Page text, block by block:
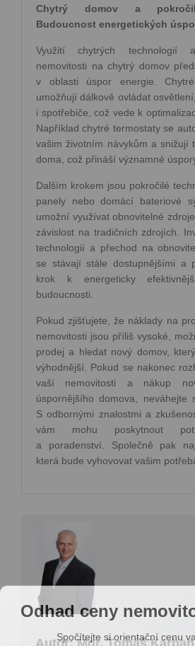
Chytrý domov a
Budoucnost energetických
Využití chytrých technologií
nemovitosti na chytrý domov
v oblasti úspor energie.
umožňují dálkově ovládat
i spotřebiče, což vede k
Například chytré termostaty se
vašim životním návykům a snižují
doma, což přináší významné
Dalším krokem jsou pokročilé
panely nebo domácí bateriové
umožní využívat obnovitelné
závislost na tradičních zdrojích.
technologií a přechod na
se stávají stále dostupnějšími a
krok k energeticky
budoucnosti.
Pokud zjišťujete, že náklady na
nemovitosti jsou příliš vysoké,
prodej a hledat nový domov,
výhodnější. Pokud se nakonec
vaší nemovitosti a nákup
úspornějšího domova, neváhejte
S odbornými znalostmi a
vám mohu poskytnout
a poradenství. Společně pak
která bude vyhovovat vašim
Autor:Mgr. Tomáš Karban